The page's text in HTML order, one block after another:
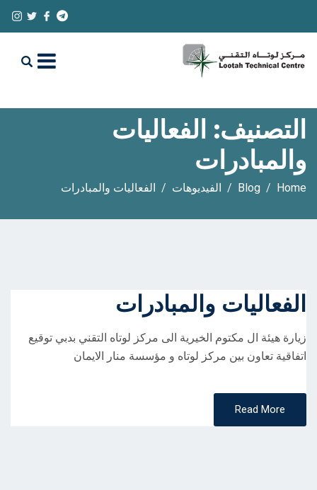
التصنيف: الفعاليات
والمبادرات
Home
Blog الفيديوهات الفعاليات والمبادرات
الفعاليات والمبادرات
زيارة هيئة ال مكتوم الخيرية الى مركز لوتاه التقني بدبي توقيع
اتفاقية تعاون بين مركز لوتاه و مؤسسة منار الايمان
Read More